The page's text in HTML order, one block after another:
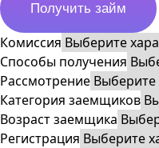
Получить займ
Комиссия
Способы получения
Рассмотрение
Категория заемщиков
Возраст заемщика
Регистрация